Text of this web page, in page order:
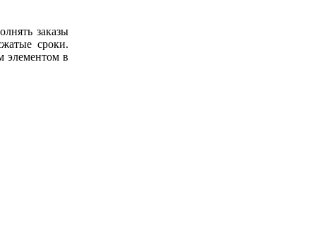
заказы
сроки.
элементом в